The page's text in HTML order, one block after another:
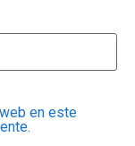
en este